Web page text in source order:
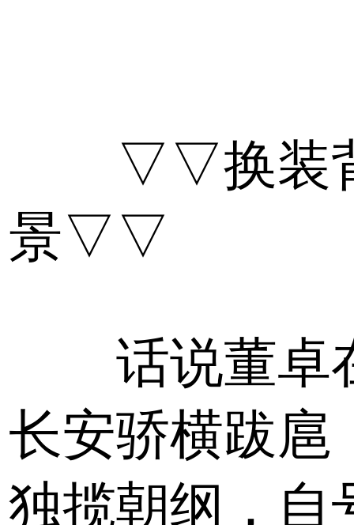
▽▽换装
景▽▽
话说董卓
长安骄横跋扈
独揽朝纲，自